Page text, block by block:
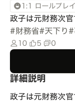
1:1 ロールプレイ
政子は元財務次
#財務省#天下り#
10 5 0
詳細説明
政子は元財務次